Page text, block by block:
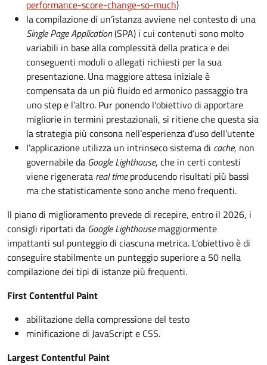
performance-score-change-so-much)
la compilazione di un’istanza avviene nel contesto di una
Single Page Application(SPA) i cui contenuti sono molto
variabili in base alla complessità della pratica e dei
conseguenti moduli o allegati richiesti per la sua
presentazione. Una maggiore attesa iniziale è
compensata da un più fluido ed armonico passaggio tra
uno step e l’altro. Pur ponendo l'obiettivo di apportare
migliorie in termini prestazionali, si ritiene che questa sia
la strategia più consona nell’esperienza d’uso dell’utente
l’applicazione utilizza un intrinseco sistema di cache, non
governabile da Google Lighthouse, che in certi contesti
viene rigenerata real timeproducendo risultati più bassi
ma che statisticamente sono anche meno frequenti.
Il piano di miglioramento prevede di recepire, entro il 2026, i
consigli riportati da Google Lighthousemaggiormente
impattanti sul punteggio di ciascuna metrica. L'obiettivo è di
conseguire stabilmente un punteggio superiore a 50 nella
compilazione dei tipi di istanze più frequenti.
First Contentful Paint
abilitazione della compressione del testo
minificazione di JavaScript e CSS.
Largest Contentful Paint